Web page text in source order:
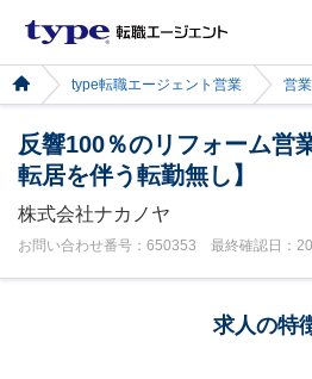
type転職エージェント営業 営業
反響100％のリフォーム営
転居を伴う転勤無し】
株式会社ナカノヤ
お問い合わせ番号：650353 最終確認日：
求人の特